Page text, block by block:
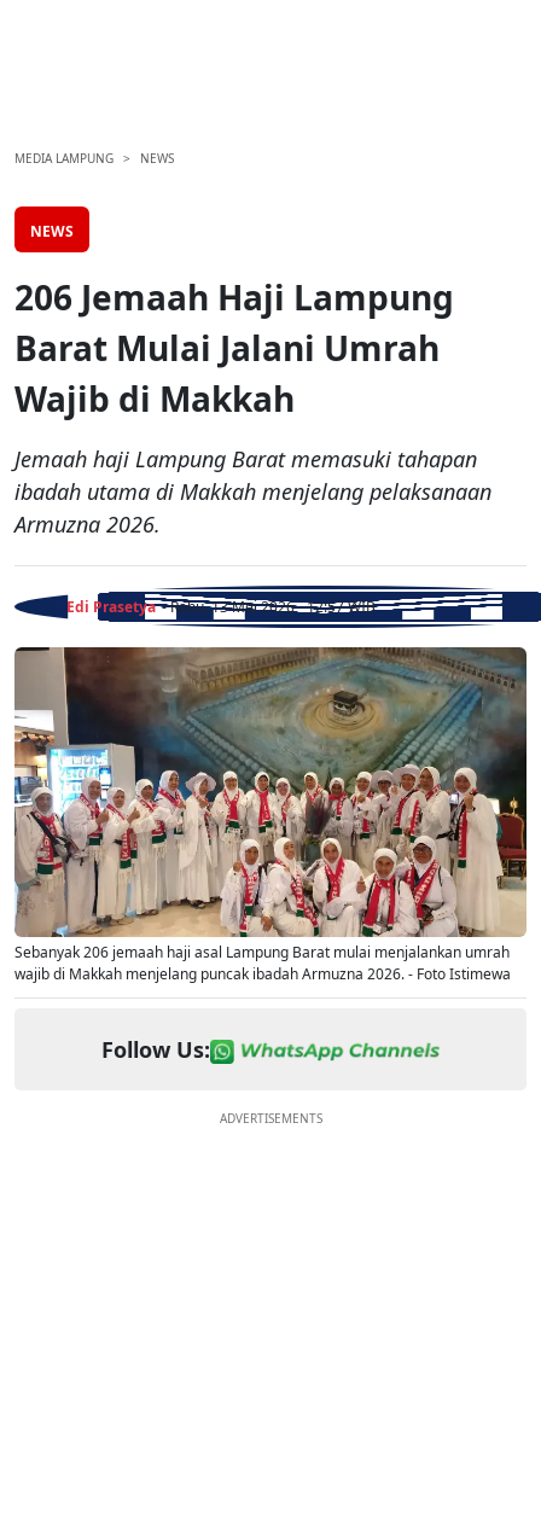
MEDIA LAMPUNG NEWS
NEWS
206 Jemaah Haji Lampung
Barat Mulai Jalani Umrah
Wajib di Makkah
Jemaah haji Lampung Barat memasuki tahapan
ibadah utama di Makkah menjelang pelaksanaan
Armuzna 2026.
Edi Prasetya - Rabu, 13 Mei 2026 - 12:57 WIB
Sebanyak 206 jemaah haji asal Lampung Barat mulai menjalankan umrah
wajib di Makkah menjelang puncak ibadah Armuzna 2026. - Foto Istimewa
Follow Us:
ADVERTISEMENTS